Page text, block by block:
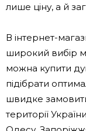
лише ціну, а й
В інтернет-
широкий вибір
можна купити
підібрати
швидке
території